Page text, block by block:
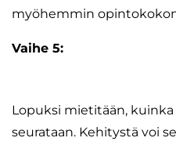
myöhemmin
Vaihe 5:
Lopuksi mietitään,
seurataan. Kehitystä voi